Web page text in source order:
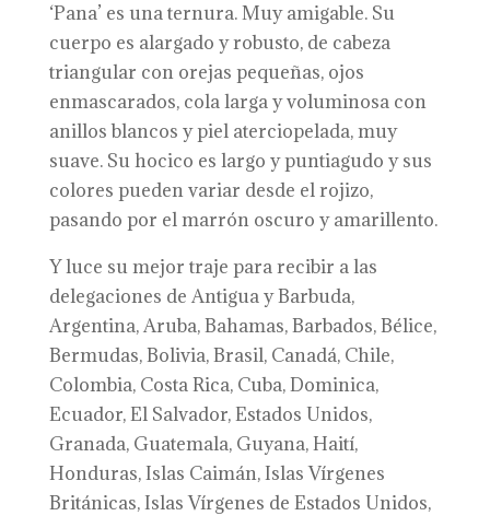
‘Pana’ es una ternura. Muy amigable. Su
cuerpo es alargado y robusto, de cabeza
triangular con orejas pequeñas, ojos
enmascarados, cola larga y voluminosa con
anillos blancos y piel aterciopelada, muy
suave. Su hocico es largo y puntiagudo y sus
colores pueden variar desde el rojizo,
pasando por el marrón oscuro y amarillento.
Y luce su mejor traje para recibir a las
delegaciones de Antigua y Barbuda,
Argentina, Aruba, Bahamas, Barbados, Bélice,
Bermudas, Bolivia, Brasil, Canadá, Chile,
Colombia, Costa Rica, Cuba, Dominica,
Ecuador, El Salvador, Estados Unidos,
Granada, Guatemala, Guyana, Haití,
Honduras, Islas Caimán, Islas Vírgenes
Británicas, Islas Vírgenes de Estados Unidos,